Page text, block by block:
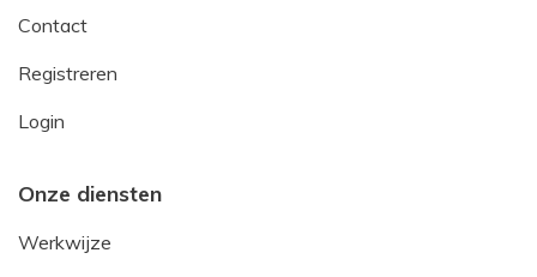
Contact
Registreren
Login
Onze diensten
Werkwijze